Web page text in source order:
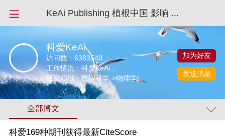
KeAi Publishing 植根中国 影响 ...
科爱KeAi
访问数： 6383540
工作情况：科爱KeAi，
研究领域：数理科学->物理学I
加为好友
发送消息
全部博文
科爱169种期刊获得最新CiteScore